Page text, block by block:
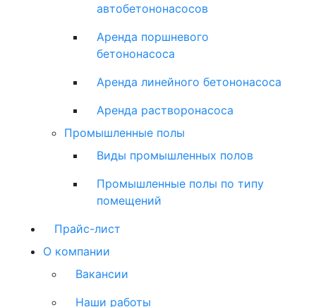
автобетононасосов
Аренда поршневого
бетононасоса
Аренда линейного бетононасоса
Аренда растворонасоса
Промышленные полы
Виды промышленных полов
Промышленные полы по типу
помещений
Прайс-лист
О компании
Вакансии
Наши работы